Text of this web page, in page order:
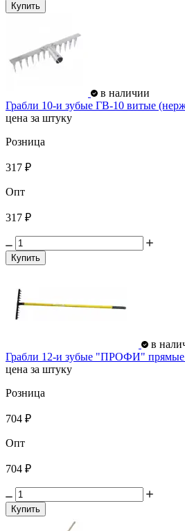
Купить
в наличии
Грабли 10-и зубые ГВ-10 витые
цена за штуку
Розница
317 ₽
Опт
317 ₽
Купить
в
Грабли 12-и зубые "ПРОФИ" прямые
цена за штуку
Розница
704 ₽
Опт
704 ₽
Купить